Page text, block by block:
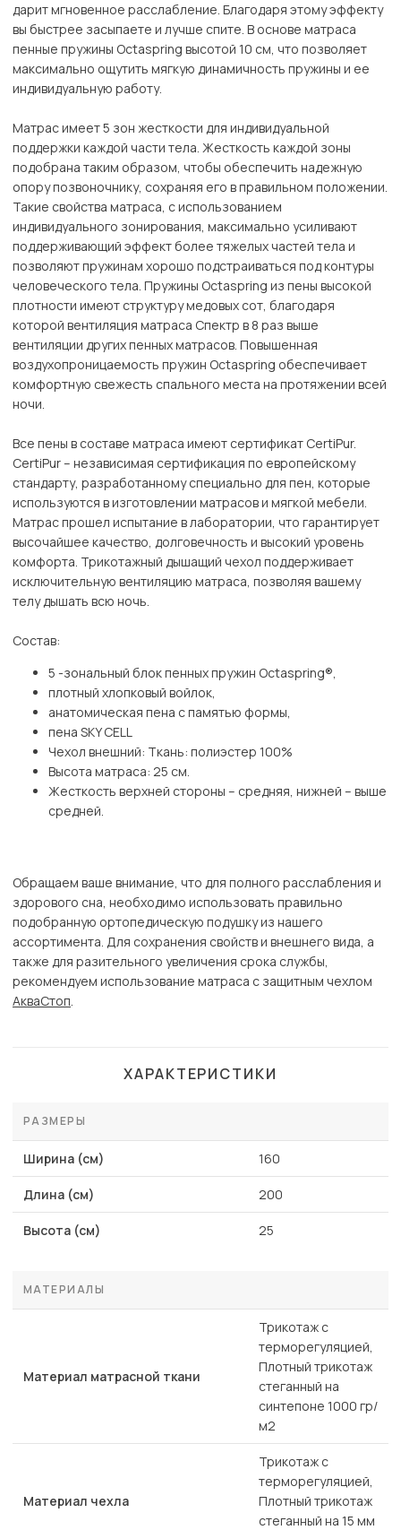
дарит мгновенное расслабление. Благодаря этому эффекту
вы быстрее засыпаете и лучше спите. В основе матраса
пенные пружины Octaspring высотой 10 см, что позволяет
максимально ощутить мягкую динамичность пружины и ее
индивидуальную работу.
Матрас имеет 5 зон жесткости для индивидуальной
поддержки каждой части тела. Жесткость каждой зоны
подобрана таким образом, чтобы обеспечить надежную
опору позвоночнику, сохраняя его в правильном положении.
Такие свойства матраса, с использованием
индивидуального зонирования, максимально усиливают
поддерживающий эффект более тяжелых частей тела и
позволяют пружинам хорошо подстраиваться под контуры
человеческого тела. Пружины Octaspring из пены высокой
плотности имеют структуру медовых сот, благодаря
которой вентиляция матраса Спектр в 8 раз выше
вентиляции других пенных матрасов. Повышенная
воздухопроницаемость пружин Octaspring обеспечивает
комфортную свежесть спального места на протяжении всей
ночи.
Все пены в составе матраса имеют сертификат CertiPur.
CertiPur – независимая сертификация по европейскому
стандарту, разработанному специально для пен, которые
используются в изготовлении матрасов и мягкой мебели.
Матрас прошел испытание в лаборатории, что гарантирует
высочайшее качество, долговечность и высокий уровень
комфорта. Трикотажный дышащий чехол поддерживает
исключительную вентиляцию матраса, позволяя вашему
телу дышать всю ночь.
Состав:
5 -зональный блок пенных пружин Octaspring®,
плотный хлопковый войлок,
анатомическая пена с памятью формы,
пена SKY CELL
Чехол внешний: Ткань: полиэстер 100%
Высота матраса: 25 см.
Жесткость верхней стороны – средняя, нижней – выше
средней.
Обращаем ваше внимание, что для полного расслабления и
здорового сна, необходимо использовать правильно
подобранную ортопедическую подушку из нашего
ассортимента. Для сохранения свойств и внешнего вида, а
также для разительного увеличения срока службы,
рекомендуем использование матраса с защитным чехлом
АкваСтоп.
ХАРАКТЕРИСТИКИ
РАЗМЕРЫ
Ширина (см) 160
Длина (см) 200
Высота (см) 25
МАТЕРИАЛЫ
Материал матрасной ткани
Трикотаж с
терморегуляцией,
Плотный трикотаж
стеганный на
синтепоне 1000 гр/
м2
Материал чехла
Трикотаж с
терморегуляцией,
Плотный трикотаж
стеганный на 15 мм